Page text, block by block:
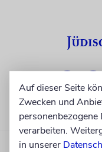
Auf dieser Seite
Zwecken und
verarbeiten.
in unserer